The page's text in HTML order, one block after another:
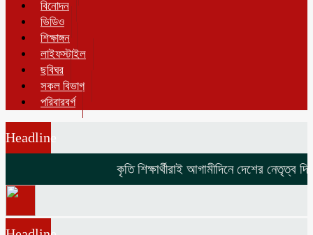
বিনোদন
ভিডিও
শিক্ষাঙ্গন
লাইফস্টাইল
ছবিঘর
সকল বিভাগ
পরিবারবর্গ
Headline
কৃতি শিক্ষার্থীরাই আগামীদিনে দেশের নেতৃত্ব